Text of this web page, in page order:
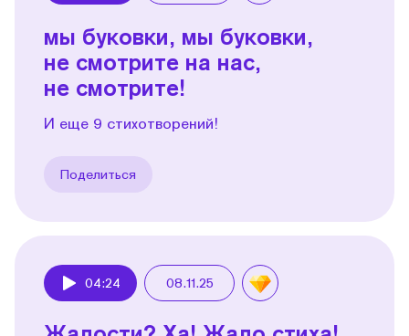
мы буковки, мы буковки,
не смотрите на нас,
не смотрите!
И еще 9 стихотворений!
Поделиться
04:24 08.11.25